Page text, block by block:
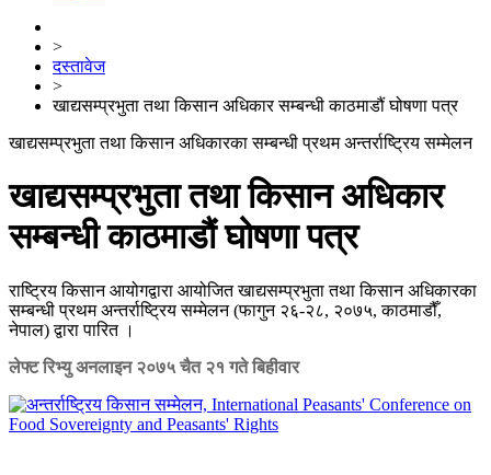
>
दस्तावेज
>
खाद्यसम्प्रभुता तथा किसान अधिकार सम्बन्धी काठमाडौं घोषणा पत्र
खाद्यसम्प्रभुता तथा किसान अधिकारका सम्बन्धी प्रथम अन्तर्राष्ट्रिय सम्मेलन
खाद्यसम्प्रभुता तथा किसान अधिकार
सम्बन्धी काठमाडौं घोषणा पत्र
राष्ट्रिय किसान आयोगद्वारा आयोजित खाद्यसम्प्रभुता तथा किसान अधिकारका
सम्बन्धी प्रथम अन्तर्राष्ट्रिय सम्मेलन (फागुन २६-२८, २०७५, काठमाडौँ,
नेपाल) द्वारा पारित ।
लेफ्ट रिभ्यु अनलाइन २०७५ चैत २१ गते बिहीवार